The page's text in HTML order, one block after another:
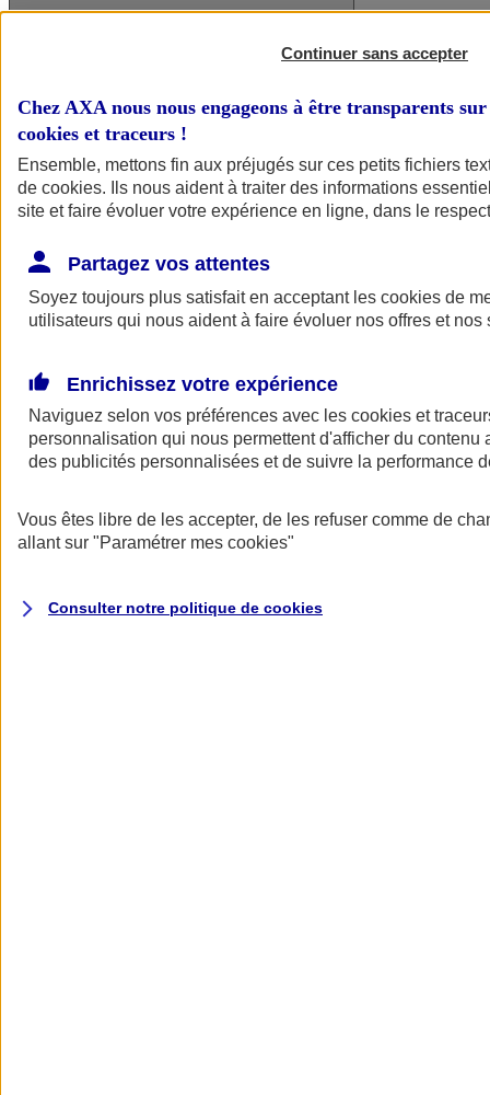
AXA Assurance
Continuer sans accepter
Chez AXA nous nous engageons à être transparents
cookies et traceurs !
Ensemble, mettons fin aux préjugés sur ces petits fichiers
de cookies. Ils nous aident à traiter des informations
site et faire évoluer votre expérience en ligne, dans le
Partagez vos attentes
Soyez toujours plus satisfait en acceptant les cookies de
utilisateurs qui nous aident à faire évoluer nos offres et nos
Enrichissez votre expérience
Naviguez selon vos préférences avec les cookies et
personnalisation qui nous permettent d'afficher du contenu
des publicités personnalisées et de suivre la performance
Vous êtes libre de les accepter, de les refuser comme de
allant sur "Paramétrer mes cookies"
Consulter notre politique de cookies